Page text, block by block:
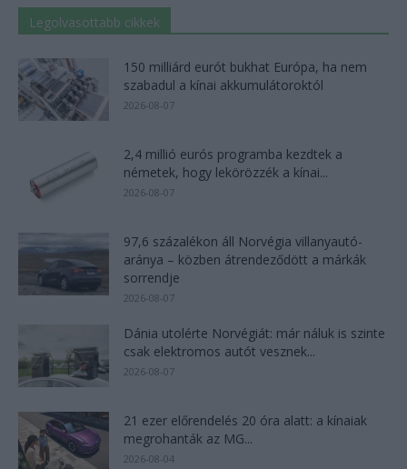
Legolvasottabb cikkek
150 milliárd eurót bukhat Európa, ha nem
szabadul a kínai akkumulátoroktól
2026-08-07
2,4 millió eurós programba kezdtek a
németek, hogy lekörözzék a kínai...
2026-08-07
97,6 százalékon áll Norvégia villanyautó-
aránya – közben átrendeződött a márkák
sorrendje
2026-08-07
Dánia utolérte Norvégiát: már náluk is szinte
csak elektromos autót vesznek...
2026-08-07
21 ezer előrendelés 20 óra alatt: a kínaiak
megrohanták az MG...
2026-08-04